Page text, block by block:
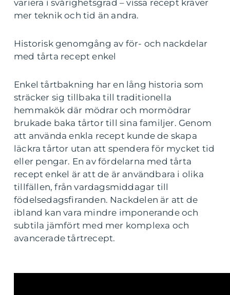
variera i svårighetsgrad – vissa recept kräver
mer teknik och tid än andra.
Historisk genomgång av för- och nackdelar
med tårta recept enkel
Enkel tårtbakning har en lång historia som
sträcker sig tillbaka till traditionella
hemmakök där mödrar och mormödrar
brukade baka tårtor till sina familjer. Genom
att använda enkla recept kunde de skapa
läckra tårtor utan att spendera för mycket tid
eller pengar. En av fördelarna med tårta
recept enkel är att de är användbara i olika
tillfällen, från vardagsmiddagar till
födelsedagsfiranden. Nackdelen är att de
ibland kan vara mindre imponerande och
subtila jämfört med mer komplexa och
avancerade tårtrecept.